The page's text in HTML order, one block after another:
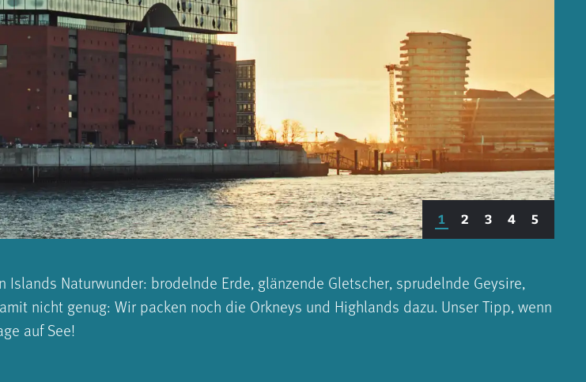
1 2 3 4 5
Naturwunder: brodelnde Erde, glänzende Gletscher, sprudelnde Geysire,
nicht genug: Wir packen noch die Orkneys und Highlands dazu. Unser Tipp, wenn
auf See!